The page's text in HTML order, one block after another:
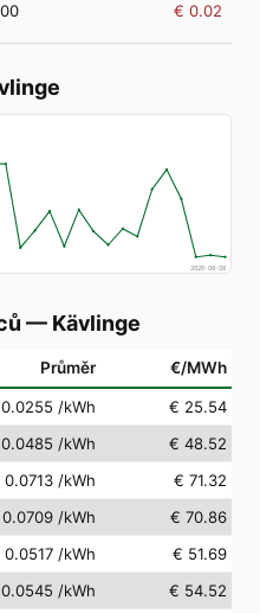
€ 0.02
2026-08-08
— Kävlinge
Průměr €/MWh
/kWh
€ 25.54
/kWh
€ 48.52
0.0713 /kWh
€ 71.32
/kWh
€ 70.86
0.0517 /kWh
€ 51.69
/kWh
€ 54.52